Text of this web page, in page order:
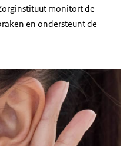
monitort de
en ondersteunt de
close-upbeeld van een oor, met